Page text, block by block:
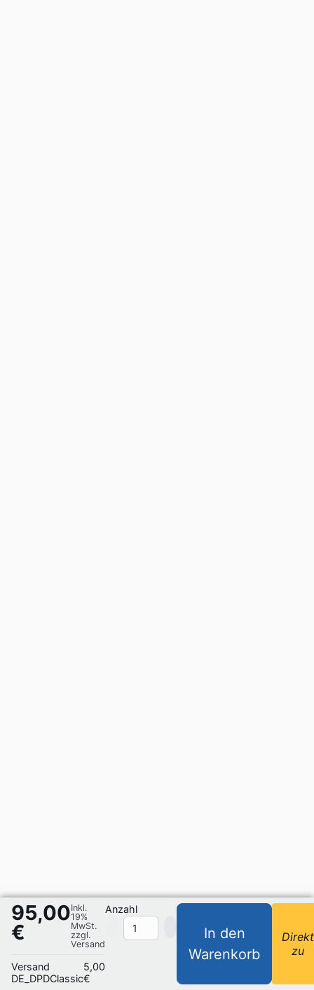
95,00
€
Inkl.
19%
MwSt.
zzgl.
Versand
Versand
DE_DPDClassic
5,00
€
Anzahl
In den
Warenkorb
Direkt
zu